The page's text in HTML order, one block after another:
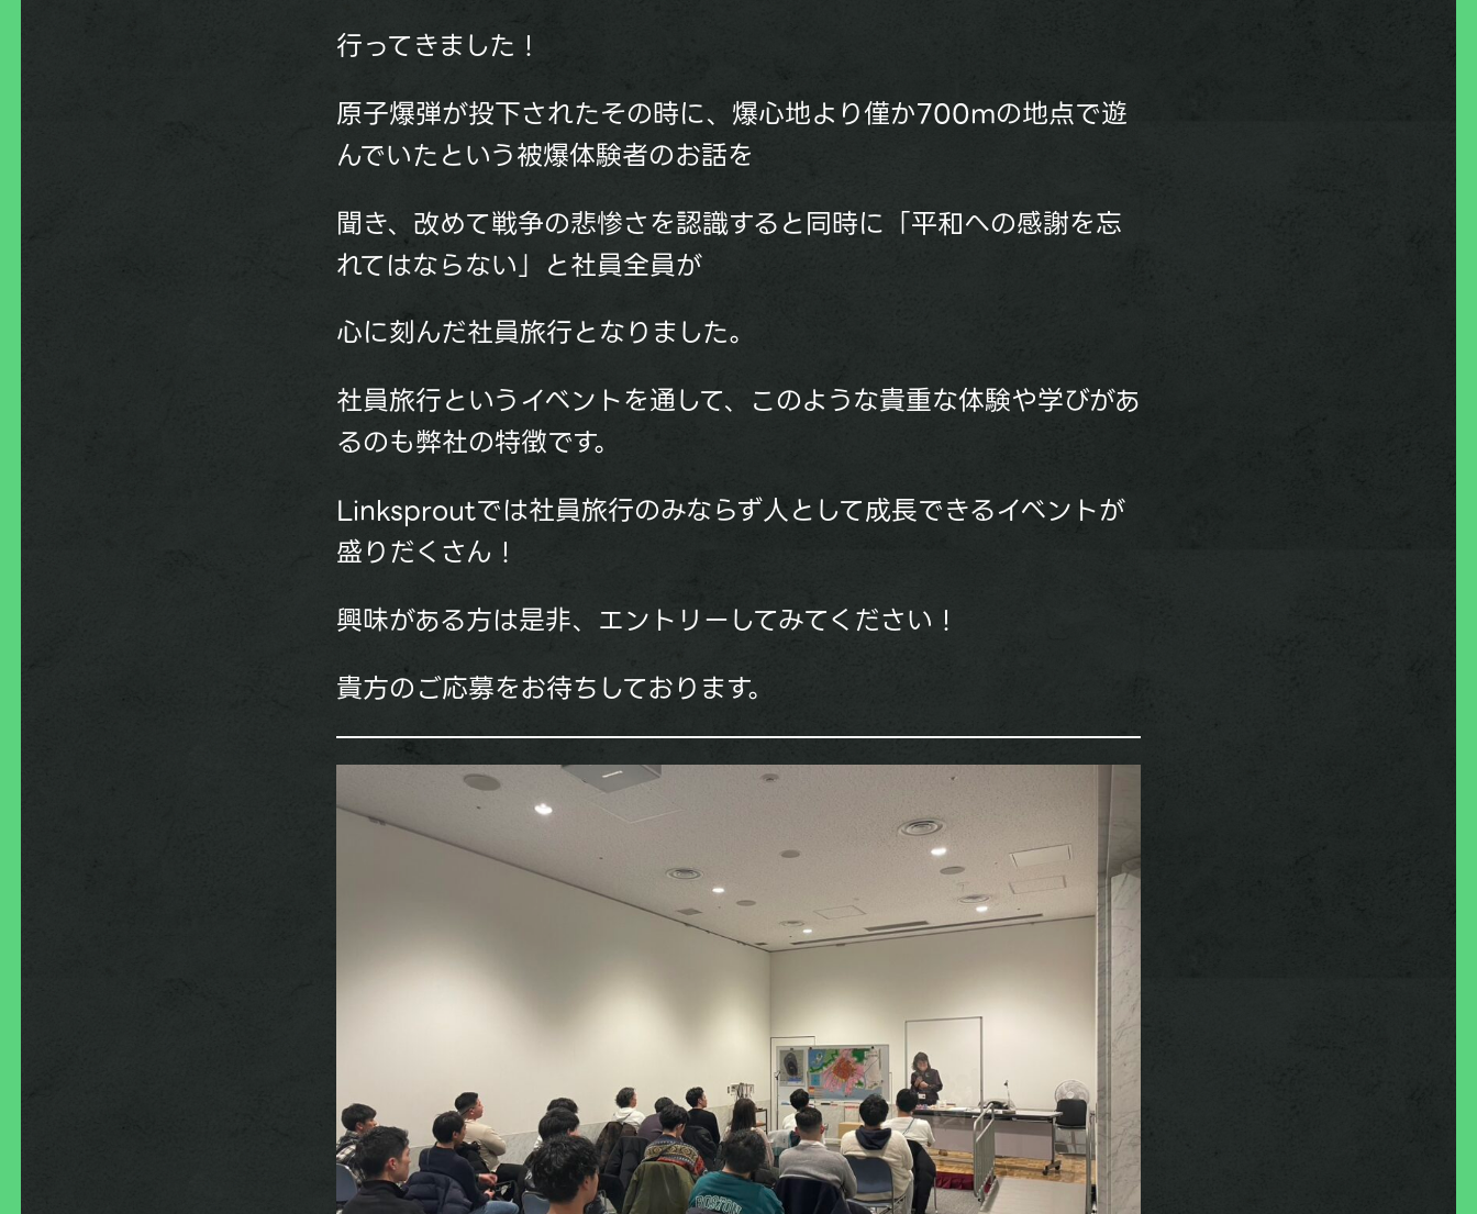
行ってきました！
原子爆弾が投下されたその時に、爆心地より僅か700mの地点で遊
んでいたという被爆体験者のお話を
聞き、改めて戦争の悲惨さを認識すると同時に「平和への感謝を忘
れてはならない」と社員全員が
心に刻んだ社員旅行となりました。
社員旅行というイベントを通して、このような貴重な体験や学びがあ
るのも弊社の特徴です。
Linksproutでは社員旅行のみならず人として成長できるイベントが
盛りだくさん！
興味がある方は是非、エントリーしてみてください！
貴方のご応募をお待ちしております。